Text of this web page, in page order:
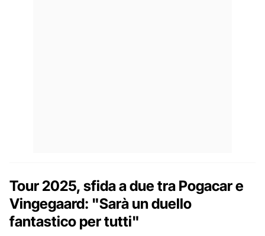
Tour 2025, sfida a due tra Pogacar e
Vingegaard: "Sarà un duello
fantastico per tutti"